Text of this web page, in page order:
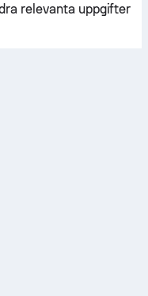
relevanta uppgifter